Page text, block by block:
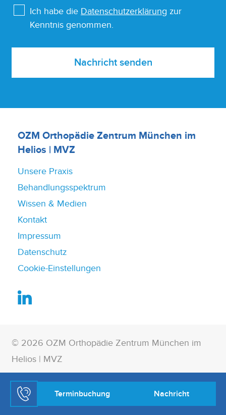
Ich habe die Datenschutzerklärung zur
Kenntnis genommen.
Nachricht senden
OZM Orthopädie Zentrum München im
Helios | MVZ
Unsere Praxis
Behandlungsspektrum
Wissen & Medien
Kontakt
Impressum
Datenschutz
Cookie-Einstellungen
© 2026 OZM Orthopädie Zentrum München im
Helios | MVZ
Terminbuchung Nachricht